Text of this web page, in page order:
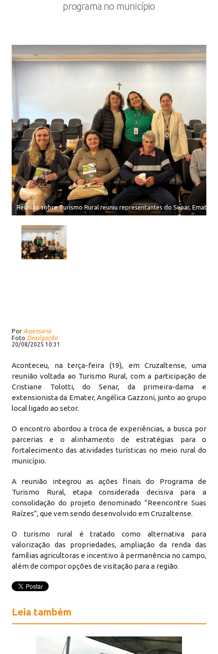
programa no município
Reunião sobre Turismo Rural reuniu representantes do Senar, Emater
Por Assessoria
Foto Divulgação
20/08/2025 10:31
Aconteceu, na terça-feira (19), em Cruzaltense, uma
reunião voltada ao Turismo Rural, com a participação de
Cristiane Tolotti, do Senar, da primeira-dama e
extensionista da Emater, Angélica Gazzoni, junto ao grupo
local ligado ao setor.
O encontro abordou a troca de experiências, a busca por
parcerias e o alinhamento de estratégias para o
fortalecimento das atividades turísticas no meio rural do
município.
A reunião integrou as ações finais do Programa de
Turismo Rural, etapa considerada decisiva para a
consolidação do projeto denominado “Reencontre Suas
Raízes”, que vem sendo desenvolvido em Cruzaltense.
O turismo rural é tratado como alternativa para
valorização das propriedades, ampliação da renda das
famílias agricultoras e incentivo à permanência no campo,
além de compor opções de visitação para a região.
Leia também